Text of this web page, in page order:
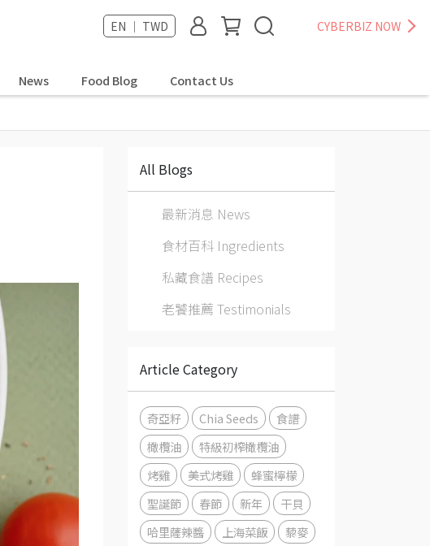
EN ｜ TWD CYBERBIZ NOW
News Food Blog Contact Us
All Blogs
最新消息 News
食材百科 Ingredients
私藏食譜 Recipes
老饕推薦 Testimonials
Article Category
奇亞籽 Chia Seeds
食譜
橄欖油
特級初榨橄欖油
烤雞
美式烤雞
蜂蜜檸檬
聖誕節
春節 新年
干貝
哈里薩辣醬
上海菜飯
藜麥